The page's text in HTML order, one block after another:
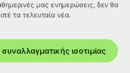
μας ενημερώσεις, δεν θα
τα τελευταία νέα.
ισοτιμίας